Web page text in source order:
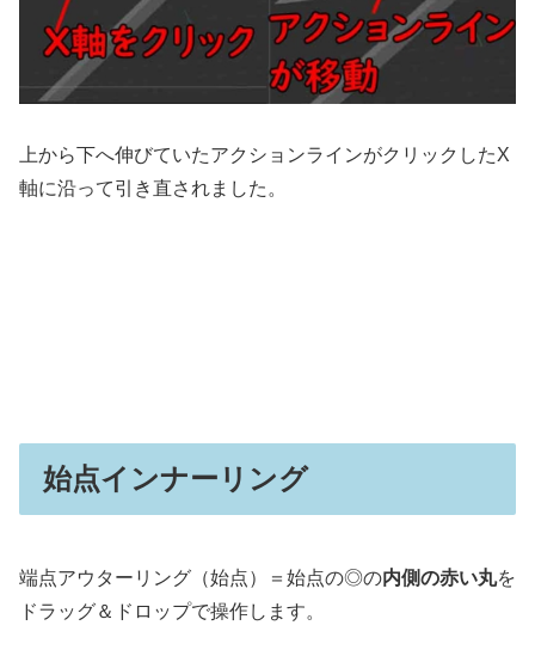
上から下へ伸びていたアクションラインがクリックしたX
軸に沿って引き直されました。
始点インナーリング
端点アウターリング（始点）＝始点の◎の内側の赤い丸を
ドラッグ＆ドロップで操作します。